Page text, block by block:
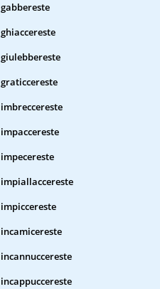
gabbereste
ghiaccereste
giulebbereste
graticcereste
imbreccereste
impaccereste
impecereste
impiallaccereste
impiccereste
incamicereste
incannuccereste
incappuccereste